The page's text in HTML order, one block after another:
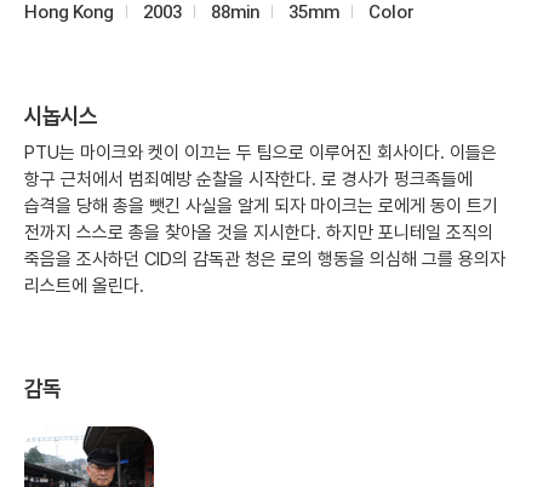
Hong Kong 2003 88min 35mm Color
시놉시스
PTU는 마이크와 켓이 이끄는 두 팀으로 이루어진 회사이다. 이들은
항구 근처에서 범죄예방 순찰을 시작한다. 로 경사가 펑크족들에
습격을 당해 총을 뺏긴 사실을 알게 되자 마이크는 로에게 동이 트기
전까지 스스로 총을 찾아올 것을 지시한다. 하지만 포니테일 조직의
죽음을 조사하던 CID의 감독관 청은 로의 행동을 의심해 그를 용의자
리스트에 올린다.
감독